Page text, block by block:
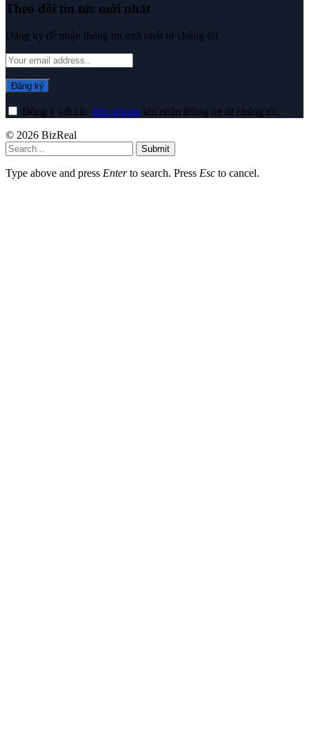
Theo dõi tin tức mới nhất
Đăng ký để nhận thông tin mới nhất từ chúng tôi.
Đồng ý với các điều khoản khi nhận thông tin từ chúng tôi.
© 2026 BizReal
Submit
Type above and press Enterto search. Press Esc to cancel.